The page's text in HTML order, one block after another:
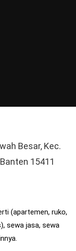
Besar, Kec.
15411
(apartemen, ruko,
sewa jasa, sewa